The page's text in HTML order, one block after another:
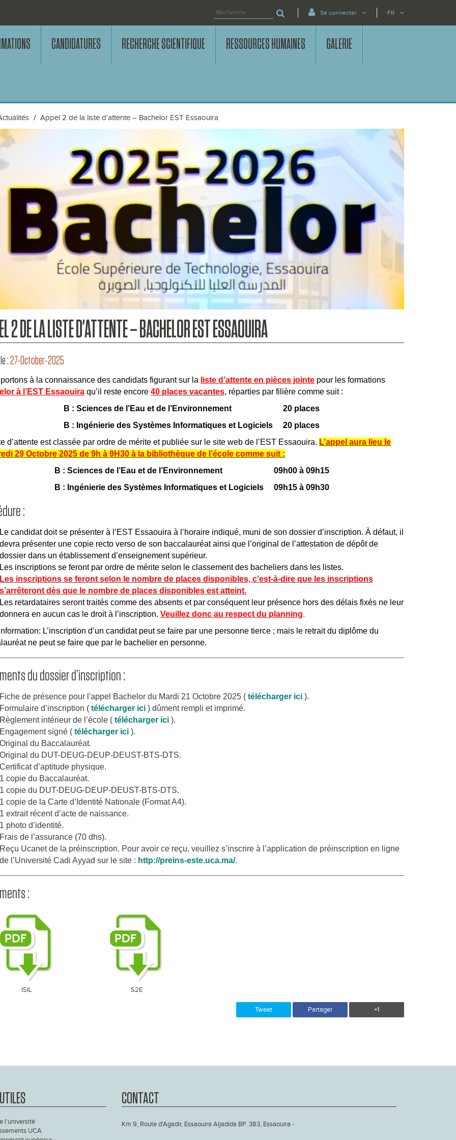
FR
Se connecter
CANDIDATURES RECHERCHE SCIENTIFIQUE RESSOURCES HUMAINES GALERIE
Appel 2 de la liste d’attente – Bachelor EST Essaouira
2 DE LA LISTE D’ATTENTE – BACHELOR EST ESSAOUIRA
:27-October-2025
à la connaissance des candidats figurant sur la liste d’attente en pièces jointe pour les formations
à l’EST Essaouira qu’il reste encore 40 places vacantes, réparties par filière comme suit :
B : Sciences de l’Eau et de l’Environnement
B : Ingénierie des Systèmes Informatiques et Logiciels
20 places
20 places
d’attente est classée par ordre de mérite et publiée sur le site web de l’EST Essaouira. L’appel aura lieu le
29 Octobre 2025 de 9h à 9H30 à la bibliothèque de l’école comme suit :
B : Sciences de l’Eau et de l’Environnement
B : Ingénierie des Systèmes Informatiques et Logiciels
09h00 à 09h15
09h15 à 09h30
:
Le candidat doit se présenter à l’EST Essaouira à l’horaire indiqué, muni de son dossier d’inscription. À défaut, il
devra présenter une copie recto verso de son baccalauréat ainsi que l’original de l’attestation de dépôt de
dossier dans un établissement d’enseignement supérieur.
Les inscriptions se feront par ordre de mérite selon le classement des bacheliers dans les listes.
Les inscriptions se feront selon le nombre de places disponibles, c'est-à-dire que les inscriptions
s’arrêteront dès que le nombre de places disponibles est atteint.
Les retardataires seront traités comme des absents et par conséquent leur présence hors des délais fixés ne leur
donnera en aucun cas le droit à l’inscription. Veuillez donc au respect du planning.
L’inscription d’un candidat peut se faire par une personne tierce ; mais le retrait du diplôme du
ne peut se faire que par le bachelier en personne.
du dossier d’inscription :
Fiche de présence pour l'appel Bachelor du Mardi 21 Octobre 2025 ( télécharger ici ).
Formulaire d’inscription ( télécharger ici ) dûment rempli et imprimé.
Règlement intérieur de l’école ( télécharger ici ).
Engagement signé ( télécharger ici ).
Original du Baccalauréat.
Original du DUT-DEUG-DEUP-DEUST-BTS-DTS.
Certificat d’aptitude physique.
1 copie du Baccalauréat.
1 copie du DUT-DEUG-DEUP-DEUST-BTS-DTS.
1 copie de la Carte d’Identité Nationale (Format A4).
1 extrait récent d’acte de naissance.
1 photo d’identité.
Frais de l’assurance (70 dhs).
Reçu Ucanet de la préinscription. Pour avoir ce reçu, veuillez s’inscrire à l’application de préinscription en ligne
de l’Université Cadi Ayyad sur le site : http://preins-este.uca.ma/.
:
ISIL S2E
Tweet Partager +1
l'université
UCA
CONTACT
Km 9, Route d'Agadir, Essaouira Aljadida BP. 383, Essaouira -